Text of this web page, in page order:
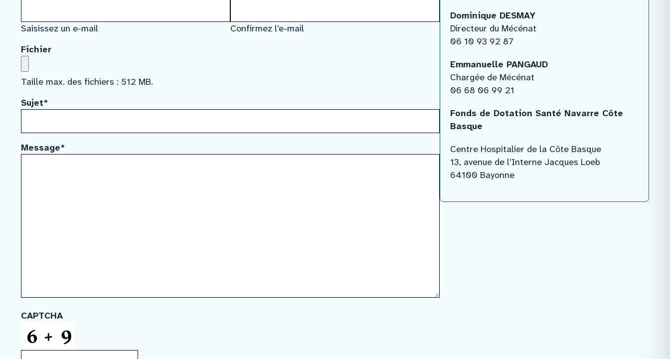
Saisissez un e-mail
Confirmez l’e-mail
Fichier
Taille max. des fichiers : 512 MB.
Sujet*
Message*
CAPTCHA
Dominique DESMAY
Directeur du Mécénat
06 10 93 92 87
Emmanuelle PANGAUD
Chargée de Mécénat
06 68 06 99 21
Fonds de Dotation Santé Navarre Côte
Basque
Centre Hospitalier de la Côte Basque
13, avenue de l’Interne Jacques Loeb
64100 Bayonne